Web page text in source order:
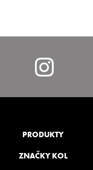
https://
PRODUKTY
ZNAČKY KOL